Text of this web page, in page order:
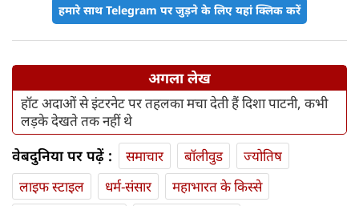
हमारे साथ Telegram पर जुड़ने के लिए यहां क्लिक करें
अगला लेख
हॉट अदाओं से इंटरनेट पर तहलका मचा देती हैं दिशा पाटनी, कभी
लड़के देखते तक नहीं थे
वेबदुनिया पर पढ़ें : समाचार बॉलीवुड
ज्योतिष
लाइफ स्‍टाइल
धर्म-संसार
महाभारत के किस्से